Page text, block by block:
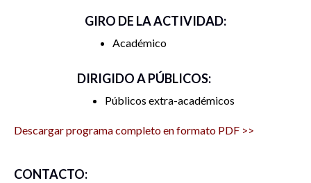
GIRO DE LA ACTIVIDAD:
Académico
DIRIGIDO A PÚBLICOS:
Públicos extra-académicos
Descargar programa completo en formato PDF >>
CONTACTO: